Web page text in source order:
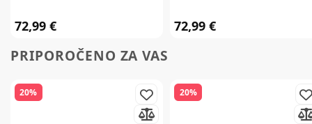
72,99 € 72,99 €
PRIPOROČENO ZA VAS
20% 20%